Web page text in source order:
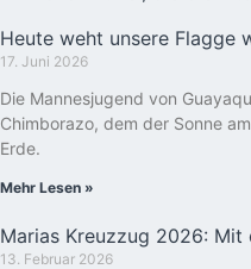
Heute weht unsere Flagge
17. Juni 2026
Die Mannesjugend von
Chimborazo, dem der Sonne
Erde.
Mehr Lesen »
Marias Kreuzzug 2026:
13. Februar 2026